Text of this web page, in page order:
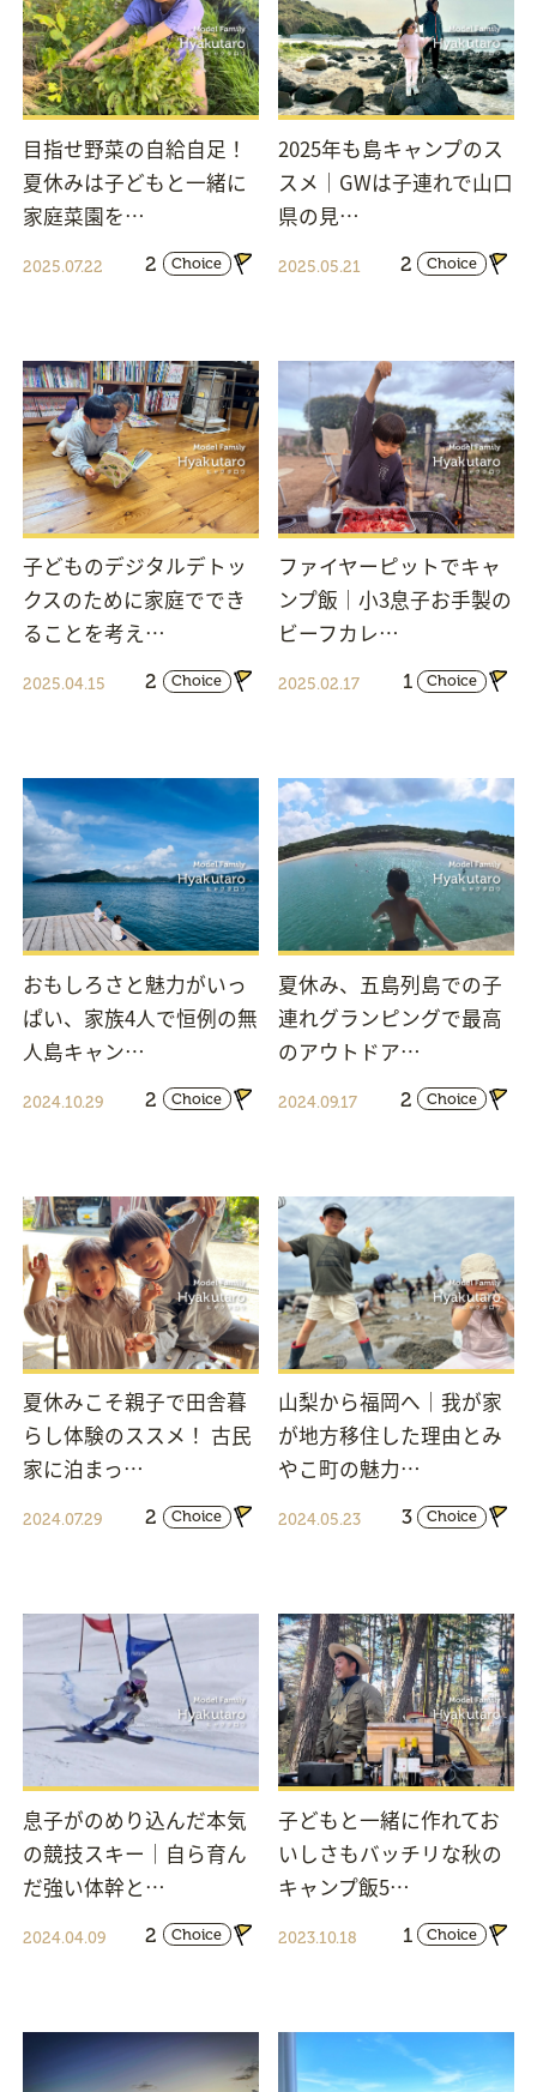
目指せ野菜の自給自足！
夏休みは子どもと一緒に
家庭菜園を…
2025.07.22 2 Choice
2025年も島キャンプのス
スメ｜GWは子連れで山口
県の見…
2025.05.21 2 Choice
子どものデジタルデトッ
クスのために家庭ででき
ることを考え…
2025.04.15 2 Choice
ファイヤーピットでキャ
ンプ飯｜小3息子お手製の
ビーフカレ…
2025.02.17 1 Choice
おもしろさと魅力がいっ
ぱい、家族4人で恒例の無
人島キャン…
2024.10.29 2 Choice
夏休み、五島列島での子
連れグランピングで最高
のアウトドア…
2024.09.17 2 Choice
夏休みこそ親子で田舎暮
らし体験のススメ！ 古民
家に泊まっ…
2024.07.29 2 Choice
山梨から福岡へ｜我が家
が地方移住した理由とみ
やこ町の魅力…
2024.05.23 3 Choice
息子がのめり込んだ本気
の競技スキー｜自ら育ん
だ強い体幹と…
2024.04.09 2 Choice
子どもと一緒に作れてお
いしさもバッチリな秋の
キャンプ飯5…
2023.10.18 1 Choice